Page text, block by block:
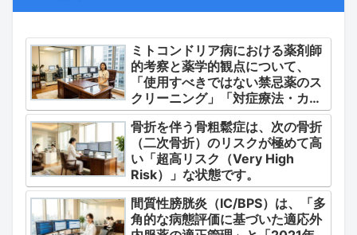
ミトコンドリア病における薬剤師
的考察と薬学的観点について、
「使用すべきではない禁忌薬のス
クリーニング」「対症療法・カク
テル療法の適正使用」「画期的な
新薬・DDSの動向」の3つの軸か
ら整理します。
骨折を伴う骨粗鬆症は、次の骨折
（二次骨折）のリスクが極めて高
い「超高リスク（Very High
Risk）」な状態です。
間質性膀胱炎（IC/BPS）は、「多
角的な病態評価に基づいた適応外